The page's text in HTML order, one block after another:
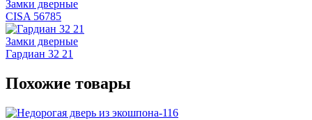
Замки дверные
CISA 56785
Замки дверные
Гардиан 32 21
Похожие товары